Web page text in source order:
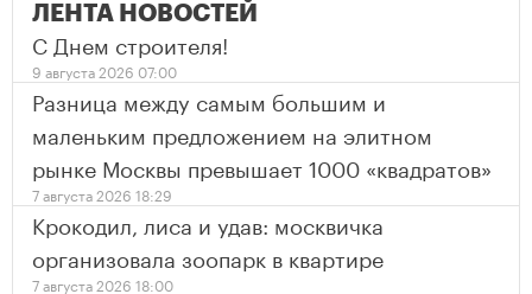
ЛЕНТА НОВОСТЕЙ
С Днем строителя!
9 августа 2026 07:00
Разница между самым большим и
маленьким предложением на элитном
рынке Москвы превышает 1000 «квадратов»
7 августа 2026 18:29
Крокодил, лиса и удав: москвичка
организовала зоопарк в квартире
7 августа 2026 18:00